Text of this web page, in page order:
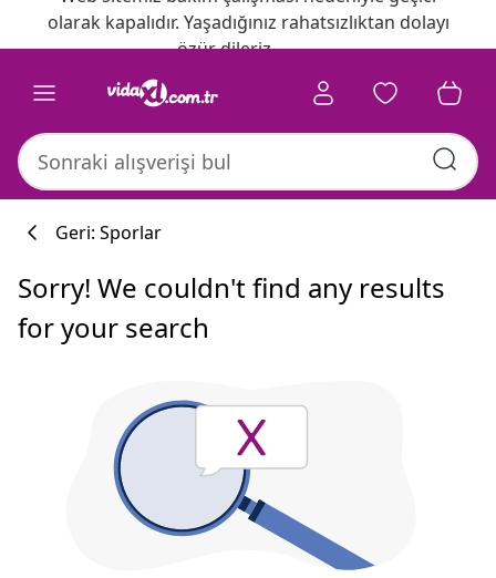
olarak kapalıdır. Yaşadığınız rahatsızlıktan dolayı
özür dileriz.
Geri: Sporlar
Sorry! We couldn't find any results
for your search